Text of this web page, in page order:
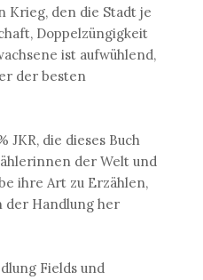
den die Stadt je
Doppelzüngigkeit
ist aufwühlend,
der besten
JKR, die dieses Buch
der Welt und
ihre Art zu Erzählen,
der Handlung her
Fields und